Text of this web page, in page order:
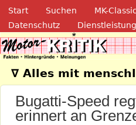
Direkt zum Inhalt
Navigation
Start Suchen MK-Classic
Datenschutz
Dienstleistung
Motor-
∇ Alles mit
Bugatti-Speed
erinnert an